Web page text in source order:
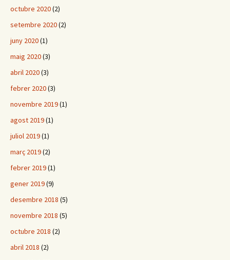
octubre 2020(2)
setembre 2020(2)
juny 2020(1)
maig 2020(3)
abril 2020(3)
febrer 2020(3)
novembre 2019(1)
agost 2019(1)
juliol 2019(1)
març 2019(2)
febrer 2019(1)
gener 2019(9)
desembre 2018 (5)
novembre 2018 (5)
octubre 2018 (2)
abril 2018 (2)